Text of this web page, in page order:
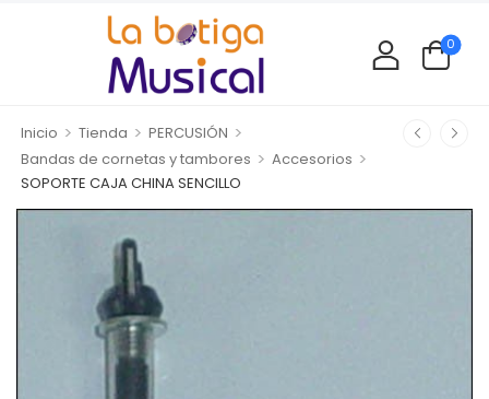
0
Inicio > Tienda > PERCUSIÓN >
Bandas de cornetas y tambores > Accesorios >
SOPORTE CAJA CHINA SENCILLO